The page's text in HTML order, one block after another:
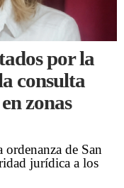
por la
consulta
zonas
de San
jurídica a los